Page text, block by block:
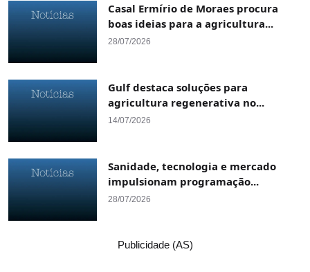
Casal Ermírio de Moraes procura
boas ideias para a agricultura...
28/07/2026
Gulf destaca soluções para
agricultura regenerativa no...
14/07/2026
Sanidade, tecnologia e mercado
impulsionam programação...
28/07/2026
Publicidade (AS)